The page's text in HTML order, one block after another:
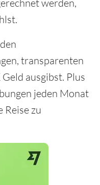
werden,
transparenten
ausgibst. Plus
jeden Monat
Reise zu